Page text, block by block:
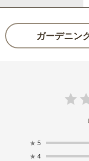
ガーデニン
★ 5
★ 4